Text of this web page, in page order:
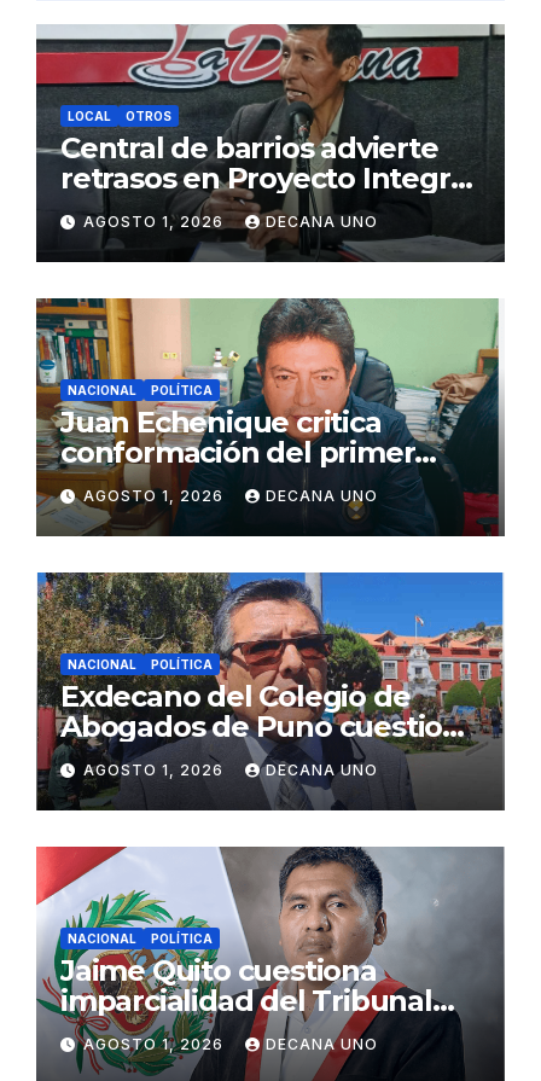
LOCAL OTROS
Central de barrios advierte
retrasos en Proyecto Integral
de Agua y Alcantarillado para
Juliaca
AGOSTO 1, 2026 DECANA UNO
NACIONAL POLÍTICA
Juan Echenique critica
conformación del primer
gabinete ministerial de Keiko
Fujimori
AGOSTO 1, 2026 DECANA UNO
NACIONAL POLÍTICA
Exdecano del Colegio de
Abogados de Puno cuestiona
propuestas sobre seguridad
ciudadana
AGOSTO 1, 2026 DECANA UNO
NACIONAL POLÍTICA
Jaime Quito cuestiona
imparcialidad del Tribunal
Constitucional tras liberación
de Ollanta Humala
AGOSTO 1, 2026 DECANA UNO